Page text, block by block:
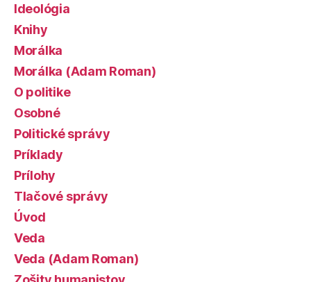
Ideológia
Knihy
Morálka
Morálka (Adam Roman)
O politike
Osobné
Politické správy
Príklady
Prílohy
Tlačové správy
Úvod
Veda
Veda (Adam Roman)